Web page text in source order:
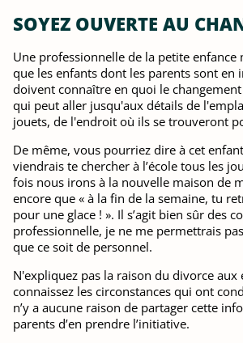
SOYEZ OUVERTE AU
Une professionnelle de la petite
que les enfants dont les parents sont en
doivent connaître en quoi le changement
qui peut aller jusqu'aux détails de
jouets, de l'endroit où ils se trouveront
De même, vous pourriez dire à cet
viendrais te chercher à l’école tous les
fois nous irons à la nouvelle maison de
encore que « à la fin de la semaine, tu
pour une glace ! ». Il s’agit bien sûr des
professionnelle, je ne me permettrais
que ce soit de personnel.
N'expliquez pas la raison du divorce aux
connaissez les circonstances qui ont
n’y a aucune raison de partager cette
parents d’en prendre l’initiative.